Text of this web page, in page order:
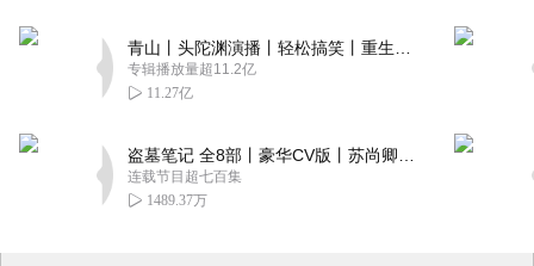
专辑播放量超11.2亿
11.27亿
连载节目超七百集
1489.37万